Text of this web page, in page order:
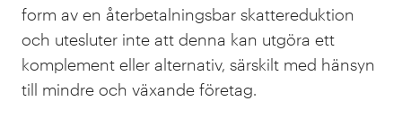
form av en återbetalningsbar skattereduktion
och utesluter inte att denna kan utgöra ett
komplement eller alternativ, särskilt med hänsyn
till mindre och växande företag.